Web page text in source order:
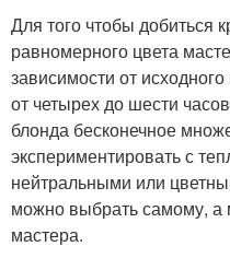
Для того чтобы добиться
равномерного цвета
зависимости от
от четырех до шести
блонда бесконечное
экспериментировать с
нейтральными или
можно выбрать самому, а
мастера.